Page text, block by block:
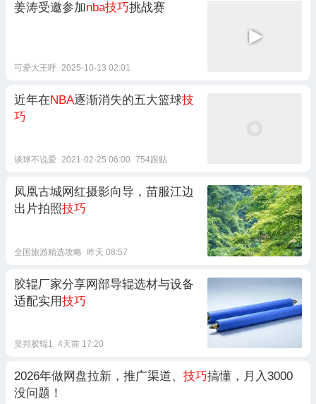
姜涛受邀参加nba技巧挑战赛
可爱大王呼 2025-10-13 02:01
近年在NBA逐渐消失的五大篮球技
巧
谈球不说爱 2021-02-25 06:00 754跟贴
凤凰古城网红摄影向导，苗服江边
出片拍照技巧
全国旅游精选攻略 昨天 08:57
胶辊厂家分享网部导辊选材与设备
适配实用技巧
昊邦胶辊1 4天前 17:20
2026年做网盘拉新，推广渠道、 技巧搞懂，月入3000
没问题！